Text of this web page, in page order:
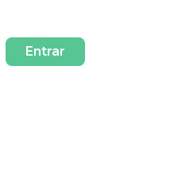
Entrar